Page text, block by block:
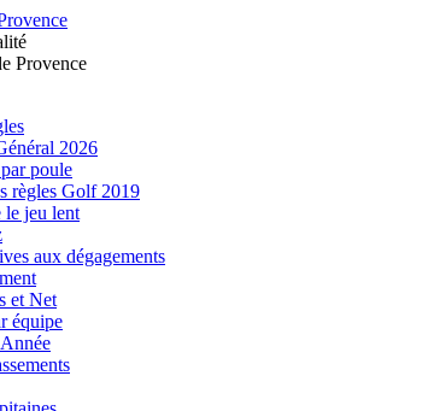
2026
poule
règles Golf 2019
le jeu lent
aux dégagements
et Net
équipe